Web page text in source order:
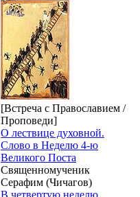
[Встреча с Православием /
Проповеди]
О лествице духовной.
Слово в Неделю 4-ю
Великого Поста
Священномученик
Серафим (Чичагов)
В четвертую неделю